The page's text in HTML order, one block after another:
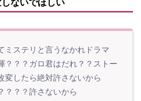
ないでほしい
ミステリと言うなかれドラマ
？？？ガロ君はだれ？？ストー
変したら絶対許さないから
？？？許さないから